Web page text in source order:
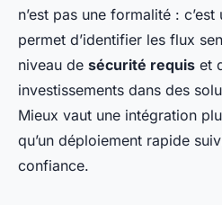
n’est pas une formalité :
permet d’identifier les flux
niveau de sécurité requis et
investissements dans des
Mieux vaut une intégration
qu’un déploiement rapide
confiance.